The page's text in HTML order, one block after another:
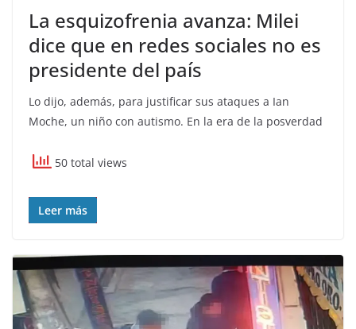
La esquizofrenia avanza: Milei
dice que en redes sociales no es
presidente del país
Lo dijo, además, para justificar sus ataques a Ian
Moche, un niño con autismo. En la era de la posverdad
50 total views
Leer más